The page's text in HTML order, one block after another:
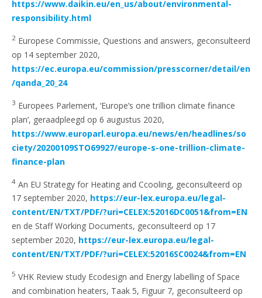
https://www.daikin.eu/en_us/about/environmental-
responsibility.html
2 Europese Commissie, Questions and answers, geconsulteerd
op 14 september 2020,
https://ec.europa.eu/commission/presscorner/detail/en
/qanda_20_24
3 Europees Parlement, ‘Europe’s one trillion climate finance
plan’, geraadpleegd op 6 augustus 2020,
https://www.europarl.europa.eu/news/en/headlines/so
ciety/20200109STO69927/europe-s-one-trillion-climate-
finance-plan
4 An EU Strategy for Heating and Ccooling, geconsulteerd op
17 september 2020, https://eur-lex.europa.eu/legal-
content/EN/TXT/PDF/?uri=CELEX:52016DC0051&from=EN
en de Staff Working Documents, geconsulteerd op 17
september 2020, https://eur-lex.europa.eu/legal-
content/EN/TXT/PDF/?uri=CELEX:52016SC0024&from=EN
5 VHK Review study Ecodesign and Energy labelling of Space
and combination heaters, Taak 5, Figuur 7, geconsulteerd op